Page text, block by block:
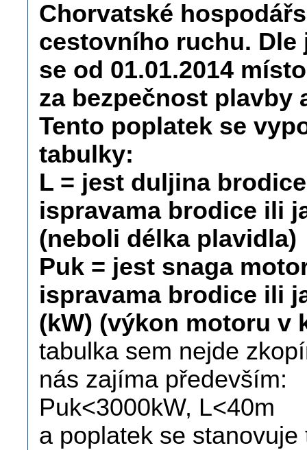
Chorvatské
cestovního ruchu.
se od 01.01.2014
za bezpečnost plavby
Tento poplatek se
tabulky:
L = jest duljina
ispravama brodice ili
(neboli délka plavidla)
Puk = jest snaga
ispravama brodice ili
(kW) (výkon motoru v
tabulka sem nejde
nás zajíma především:
Puk<3000kW, L<40m
a poplatek se